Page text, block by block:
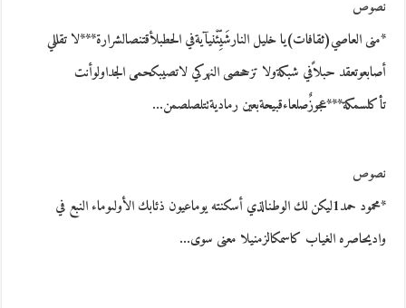
نصوص
*منى العاصي(ثقافات)يا خليل النارشَيِّئْنيآيةفي الحطبلأقتنصالشرارة***لا تقللي
أصابعوتعقد حبلاًفي شبكةولا تزححصى النهركي لاتصيبكحمى الجداولوأنت
تأكلسمكة***عجوزٌصلعاءقبيحةبعين رماديةتتلصلصمن…
نصوص
*محمود حمد1ليكن لك الوطنالذي أسكنته يوماعيون ذئابك الأولىوماء النبع في
واديحاصره الغياب كاسمكالزمنيلا معنى سوى…